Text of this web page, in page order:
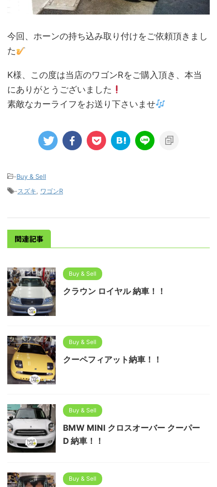
今回、ホーンの持ち込み取り付けをご依頼頂きまし
た
K様、この度は当店のワゴンRをご購入頂き、本当
にありがとうございました
素敵なカーライフをお送り下さいませ
-Buy & Sell
-スズキ, ワゴンR
関連記事
Buy & Sell
クラウン ロイヤル 納車！！
Buy & Sell
クーペフィアット納車！！
Buy & Sell
BMW MINI クロスオーバー クーパー
D 納車！！
Buy & Sell